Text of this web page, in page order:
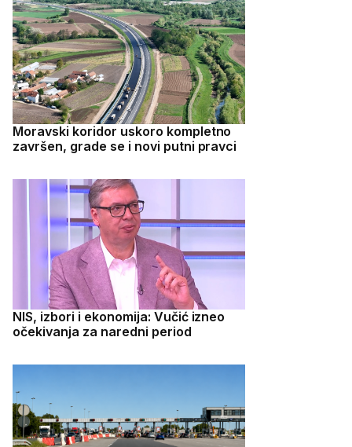
Moravski koridor uskoro kompletno
završen, grade se i novi putni pravci
NIS, izbori i ekonomija: Vučić izneo
očekivanja za naredni period